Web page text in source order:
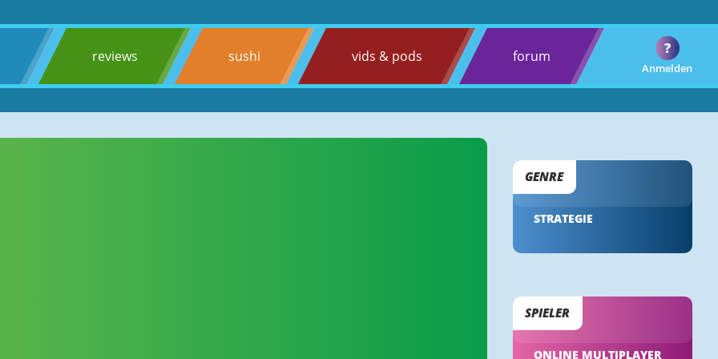
reviews sushi vids & pods forum
Anmelden
?
GENRE
STRATEGIE
SPIELER
ONLINE MULTIPLAYER